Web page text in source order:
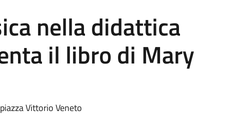
nella didattica
il libro di Mary
Vittorio Veneto